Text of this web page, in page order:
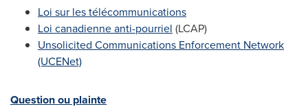
Loi sur les télécommunications
Loi canadienne anti-pourriel (LCAP)
Unsolicited Communications Enforcement Network
(UCENet)
Question ou plainte